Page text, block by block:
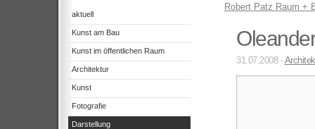
aktuell
Kunst am Bau
Kunst im öffentlichen Raum
Architektur
Kunst
Fotografie
Darstellung
Robert Patz Raum +
31.07.2008 -